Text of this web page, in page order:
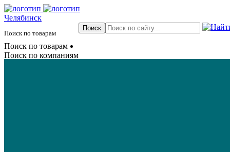
Челябинск
Поиск по товарам
Поиск по товарам
Поиск по компаниям